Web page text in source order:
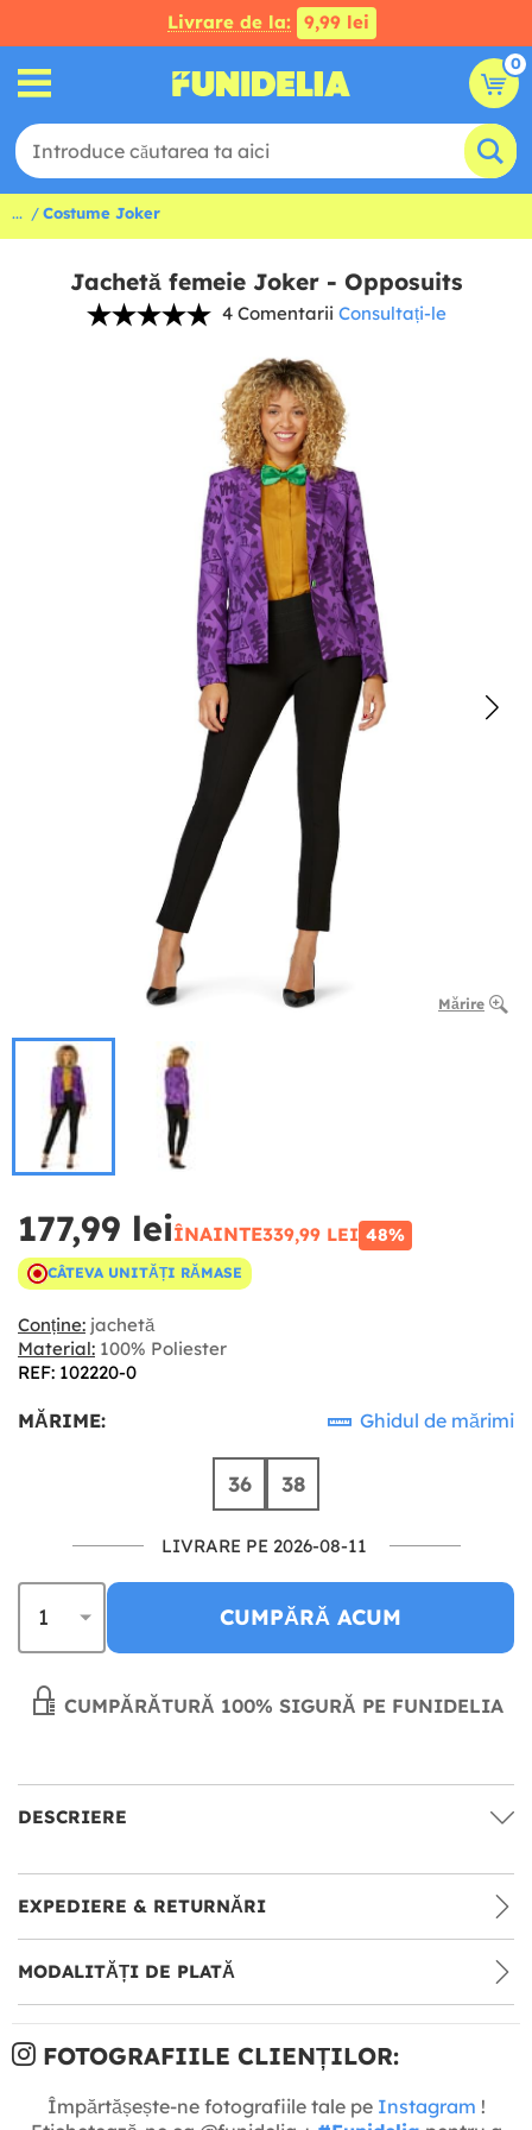
Livrare de la: 9,99 lei
0
... Costume Joker
Jachetă femeie Joker - Opposuits
4 Comentarii Consultați-le
Mărire
177,99 leiÎNAINTE339,99 LEI 48%
CÂTEVA UNITĂȚI RĂMASE
Conține: jachetă
Material: 100% Poliester
REF: 102220-0
MĂRIME: Ghidul de mărimi
36 38
LIVRARE PE 2026-08-11
CUMPĂRĂ ACUM
CUMPĂRĂTURĂ 100% SIGURĂ PE FUNIDELIA
DESCRIERE
EXPEDIERE & RETURNĂRI
MODALITĂȚI DE PLATĂ
FOTOGRAFIILE CLIENȚILOR:
Împărtășește-ne fotografiile tale pe Instagram !